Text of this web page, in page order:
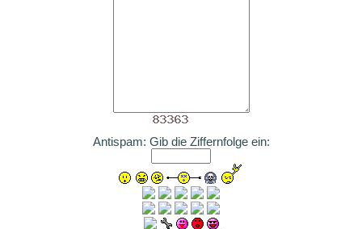
Antispam: Gib die Ziffernfolge ein: